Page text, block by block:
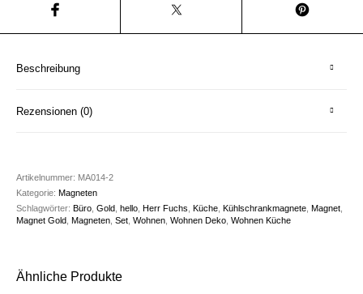
Beschreibung
Rezensionen (0)
Artikelnummer: MA014-2
Kategorie:Magneten
Schlagwörter:Büro ,Gold ,hello ,Herr Fuchs ,Küche ,Kühlschrankmagnete ,Magnet
Magnet Gold ,Magneten ,Set ,Wohnen ,Wohnen Deko ,Wohnen Küche
Ähnliche Produkte